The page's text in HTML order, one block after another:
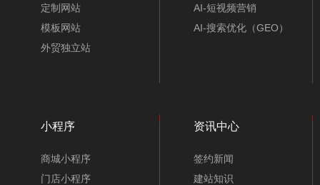
定制网站
模板网站
外贸独立站
AI-短视频营销
AI-搜索优化（GEO）
小程序
商城小程序
门店小程序
资讯中心
签约新闻
建站知识